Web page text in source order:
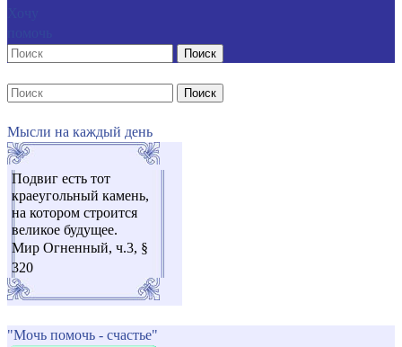
Поиск
Поиск
Мысли на каждый день
Подвиг есть тот
краеугольный камень,
на котором строится
великое будущее.
Мир Огненный, ч.3, §
320
"Мочь помочь - счастье"